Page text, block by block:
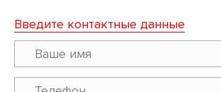
Введите контактные данные